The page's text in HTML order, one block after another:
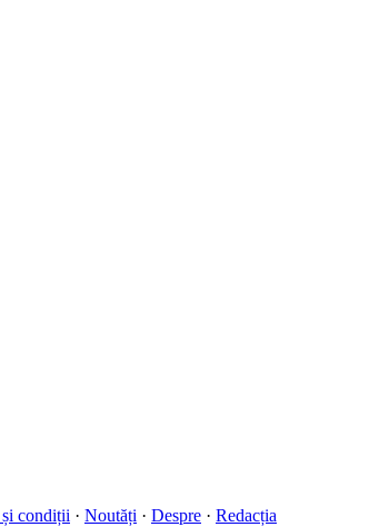
condiții · Noutăți · Despre · Redacția